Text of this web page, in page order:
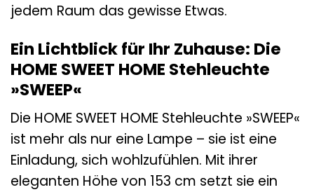
jedem Raum das gewisse Etwas.
Ein Lichtblick für Ihr Zuhause: Die
HOME SWEET HOME Stehleuchte
»SWEEP«
Die HOME SWEET HOME Stehleuchte »SWEEP«
ist mehr als nur eine Lampe – sie ist eine
Einladung, sich wohlzufühlen. Mit ihrer
eleganten Höhe von 153 cm setzt sie ein